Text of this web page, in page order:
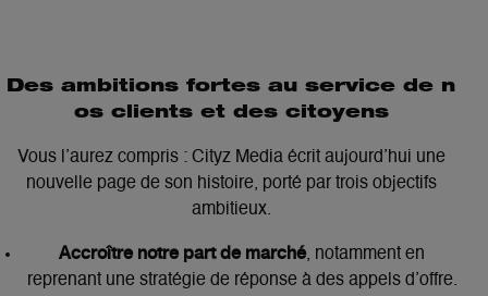
Des ambitions fortes au service de n
os clients et des citoyens
Vous l’aurez compris : Cityz Media écrit aujourd’hui une
nouvelle page de son histoire, porté par trois objectifs
ambitieux.
Accroître notre part de marché, notamment en
reprenant une stratégie de réponse à des appels d’offre.